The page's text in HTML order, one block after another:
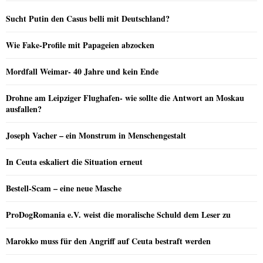
Sucht Putin den Casus belli mit Deutschland?
Wie Fake-Profile mit Papageien abzocken
Mordfall Weimar- 40 Jahre und kein Ende
Drohne am Leipziger Flughafen- wie sollte die Antwort an Moskau
ausfallen?
Joseph Vacher – ein Monstrum in Menschengestalt
In Ceuta eskaliert die Situation erneut
Bestell-Scam – eine neue Masche
ProDogRomania e.V. weist die moralische Schuld dem Leser zu
Marokko muss für den Angriff auf Ceuta bestraft werden